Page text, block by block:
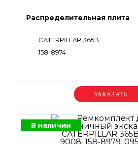
Распределительная плита
CATERPILLAR 365B
158-8974
Уточняйте цену
В наличии